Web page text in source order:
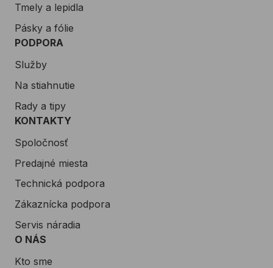
Tmely a lepidla
Pásky a fólie
PODPORA
Služby
Na stiahnutie
Rady a tipy
KONTAKTY
Spoločnosť
Predajné miesta
Technická podpora
Zákaznícka podpora
Servis náradia
O NÁS
Kto sme